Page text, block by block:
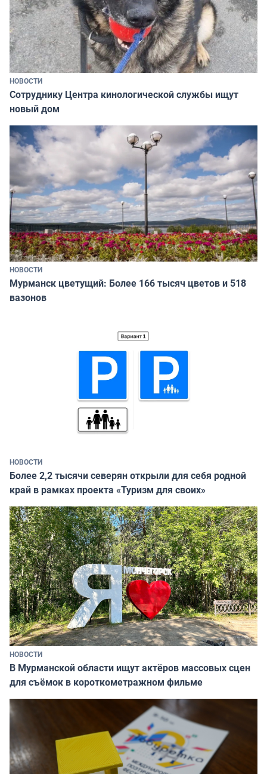
НОВОСТИ
Сотруднику Центра кинологической службы ищут
новый дом
НОВОСТИ
Мурманск цветущий: Более 166 тысяч цветов и 518
вазонов
НОВОСТИ
Более 2,2 тысячи северян открыли для себя родной
край в рамках проекта «Туризм для своих»
НОВОСТИ
В Мурманской области ищут актёров массовых сцен
для съёмок в короткометражном фильме